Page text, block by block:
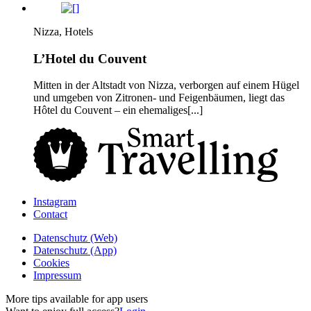
Nizza, Hotels
L’Hotel du Couvent
Mitten in der Altstadt von Nizza, verborgen auf einem Hügel
und umgeben von Zitronen- und Feigenbäumen, liegt das
Hôtel du Couvent – ein ehemaliges[...]
Instagram
Contact
Daten­schutz­ (Web)
Daten­schutz­ (App)
Cookies
Impressum
More tips available for app users